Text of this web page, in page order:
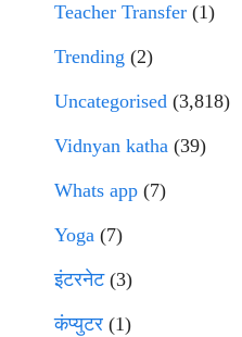
Teacher Transfer (1)
Trending (2)
Uncategorised (3,818)
Vidnyan katha (39)
Whats app (7)
Yoga (7)
इंटरनेट(3)
कंप्युटर (1)